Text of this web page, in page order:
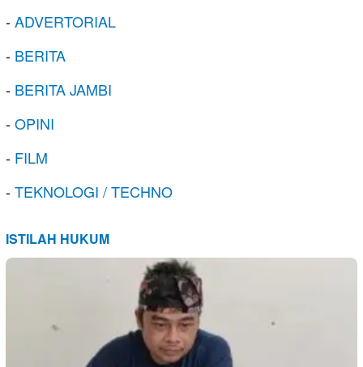
-ADVERTORIAL
- BERITA
- BERITA JAMBI
-OPINI
- FILM
-TEKNOLOGI / TECHNO
ISTILAH HUKUM